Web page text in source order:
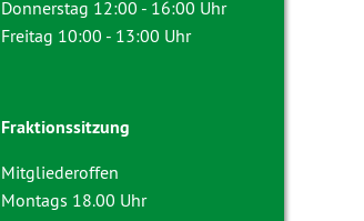
Donnerstag 12:00 - 16:00 Uhr
Freitag 10:00 - 13:00 Uhr
Fraktionssitzung
Mitgliederoffen
Montags 18.00 Uhr